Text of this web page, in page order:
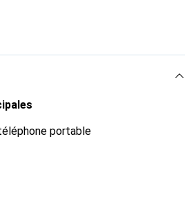
pour votre smartphone.
Noreve est un choix fiable pour
portable